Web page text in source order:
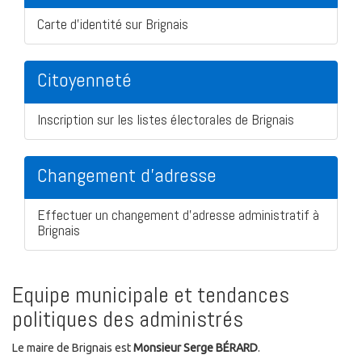
Carte d'identité sur Brignais
Citoyenneté
Inscription sur les listes électorales de Brignais
Changement d'adresse
Effectuer un changement d'adresse administratif à
Brignais
Equipe municipale et tendances
politiques des administrés
Le maire de Brignais estMonsieur Serge BÉRARD.